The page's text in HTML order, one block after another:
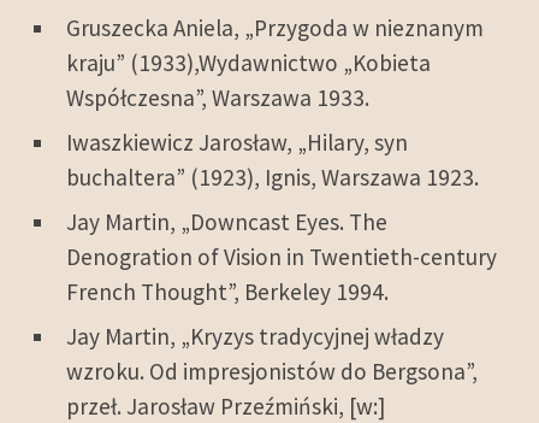
Gruszecka Aniela, „Przygoda w nieznanym
kraju” (1933),Wydawnictwo „Kobieta
Współczesna”, Warszawa 1933.
Iwaszkiewicz Jarosław, „Hilary, syn
buchaltera” (1923), Ignis, Warszawa 1923.
Jay Martin, „Downcast Eyes. The
Denogration of Vision in Twentieth-century
French Thought”, Berkeley 1994.
Jay Martin, „Kryzys tradycyjnej władzy
wzroku. Od impresjonistów do Bergsona”,
przeł. Jarosław Przeźmiński, [w:]